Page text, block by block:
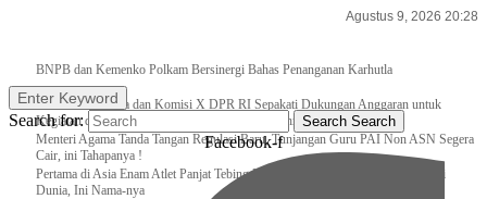
Agustus 9, 2026 20:28
BNPB dan Kemenko Polkam Bersinergi Bahas Penanganan Karhutla
Raker Kemenpora dan Komisi X DPR RI Sepakati Dukungan Anggaran untuk
Kegiatan dan Program Prioritas Pemuda dan Olahraga
Menteri Agama Tanda Tangan Regulasi Baru, Tunjangan Guru PAI Non ASN Segera
Cair, ini Tahapanya !
Pertama di Asia Enam Atlet Panjat Tebing Indonesia Taklukkan Tebing Tertinggi
Dunia, Ini Nama-nya
Enter Keyword
Search for: Search Search
Facebook-f